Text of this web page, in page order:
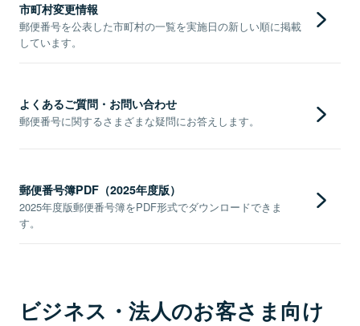
市町村変更情報
郵便番号を公表した市町村の一覧を実施日の新しい順に掲載
しています。
よくあるご質問・お問い合わせ
郵便番号に関するさまざまな疑問にお答えします。
郵便番号簿PDF（2025年度版）
2025年度版郵便番号簿をPDF形式でダウンロードできま
す。
ビジネス・法人のお客さま向け